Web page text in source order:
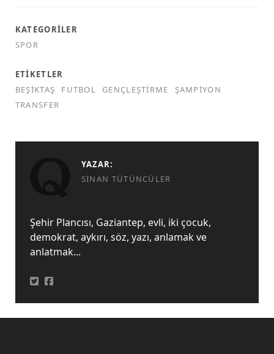
KATEGORILER
SPOR
ETIKETLER
BEŞIKTAŞ
FUTBOL GENÇLEŞTIRME
ŞAMPIYON
TRANSFER
YAZAR:
SINAN TÜTÜNCÜLER
Şehir Plancısı, Gaziantep, evli, iki çocuk,
demokrat, aykırı, söz, yazı, anlamak ve
anlatmak...